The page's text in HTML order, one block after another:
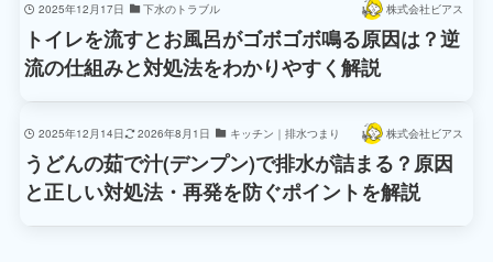
2025年12月17日 下水のトラブル 株式会社ビアス
トイレを流すとお風呂がゴボゴボ鳴る原因は？逆
流の仕組みと対処法をわかりやすく解説
2025年12月14日 2026年8月1日 キッチン｜排水つまり 株式会社ビアス
うどんの茹で汁(デンプン)で排水が詰まる？原因
と正しい対処法・再発を防ぐポイントを解説